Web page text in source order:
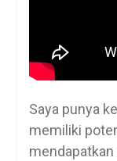
Saya punya
memiliki